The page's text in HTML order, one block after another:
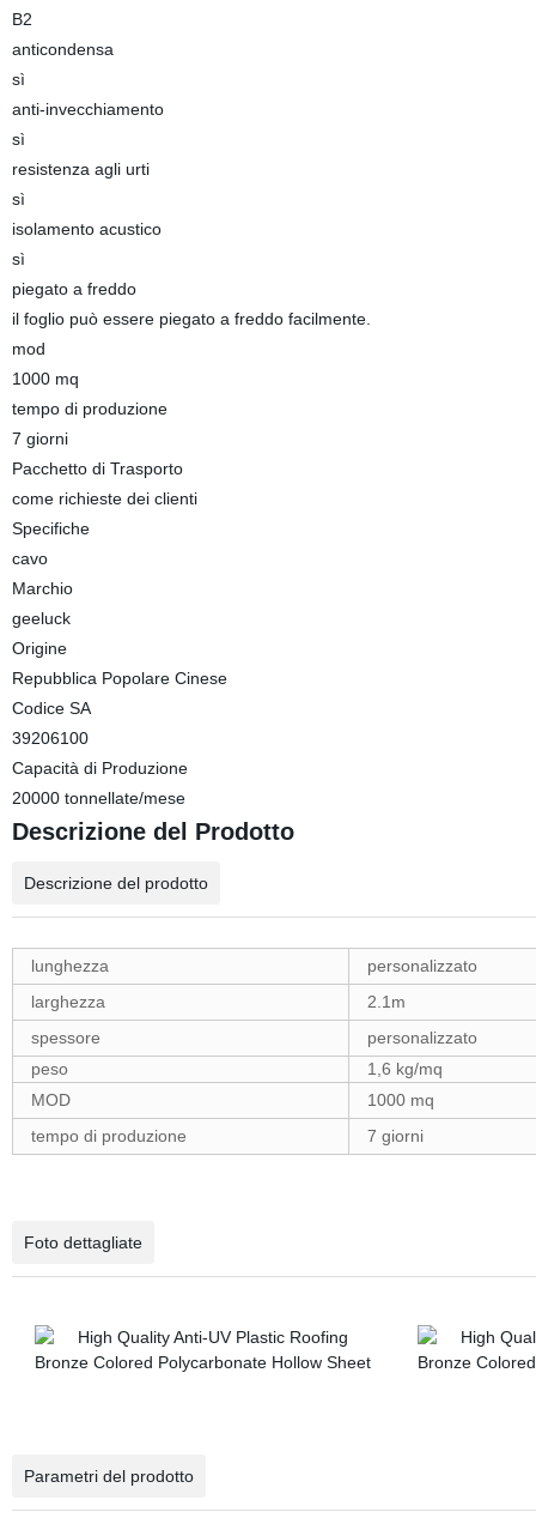
B2
anticondensa
sì
anti-invecchiamento
sì
resistenza agli urti
sì
isolamento acustico
sì
piegato a freddo
il foglio può essere piegato a freddo facilmente.
mod
1000 mq
tempo di produzione
7 giorni
Pacchetto di Trasporto
come richieste dei clienti
Specifiche
cavo
Marchio
geeluck
Origine
Repubblica Popolare Cinese
Codice SA
39206100
Capacità di Produzione
20000 tonnellate/mese
Descrizione del Prodotto
Descrizione del prodotto
lunghezza
personalizzato
larghezza
2.1m
spessore
personalizzato
peso
1,6 kg/mq
MOD
1000 mq
tempo di produzione
7 giorni
Foto dettagliate
Parametri del prodotto